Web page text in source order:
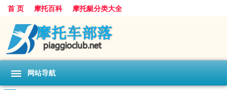
首 页 摩托百科 摩托艇分类大全
网站导航